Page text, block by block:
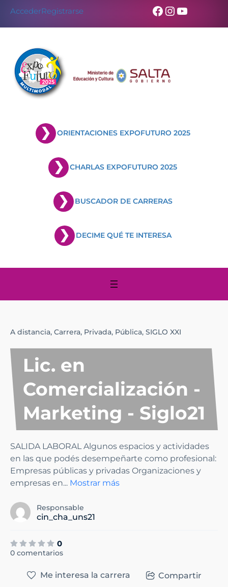
AccederRegistrarse Facebook
Instagram
YouTube
ORIENTACIONES EXPOFUTURO 2025
CHARLAS EXPOFUTURO 2025
BUSCADOR DE CARRERAS
DECIME QUÉ TE INTERESA
A distancia, Carrera, Privada, Pública, SIGLO XXI
Lic. en
Comercialización -
Marketing - Siglo21
SALIDA LABORAL Algunos espacios y actividades
en las que podés desempeñarte como profesional:
Empresas públicas y privadas Organizaciones y
empresas en... Mostrar más
Responsable
cin_cha_uns21
0
0 comentarios
Me interesa la carrera Compartir